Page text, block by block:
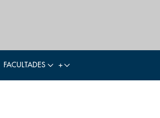
FACULTADES +